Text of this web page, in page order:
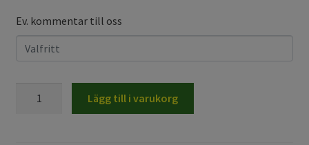
Ev. kommentar till oss
Lägg till i varukorg